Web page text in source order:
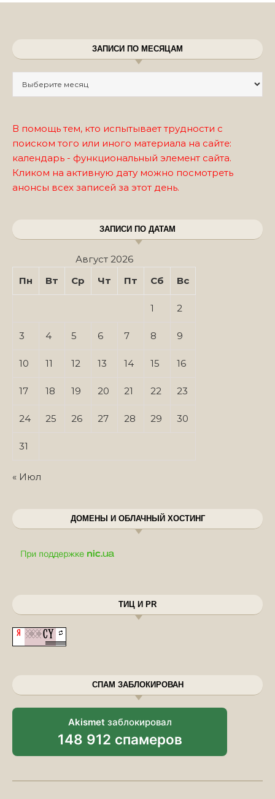
ЗАПИСИ ПО МЕСЯЦАМ
В помощь тем, кто испытывает трудности с
поиском того или иного материала на сайте:
календарь - функциональный элемент сайта.
Кликом на активную дату можно посмотреть
анонсы всех записей за этот день.
ЗАПИСИ ПО ДАТАМ
Август 2026
Пн
Вт Ср Чт Пт Сб Вс
1 2
3 4 5 6 7 8 9
10 11 12 13 14 15 16
17 18 19 20 21 22 23
24 25 26 27 28 29 30
31
« Июл
ДОМЕНЫ И ОБЛАЧНЫЙ ХОСТИНГ
ТИЦ И PR
СПАМ ЗАБЛОКИРОВАН
Akismet заблокировал
148 912 спамеров